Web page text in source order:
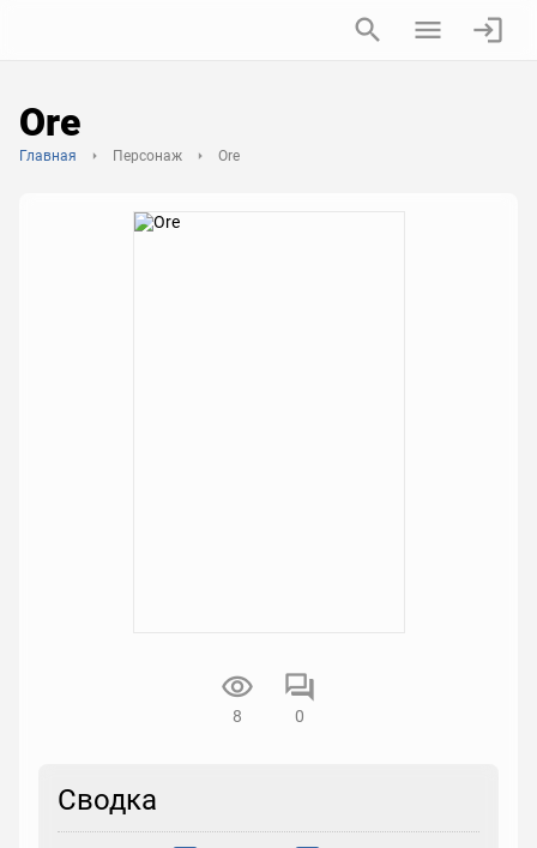
Ore
Главная Персонаж Ore
8 0
Сводка